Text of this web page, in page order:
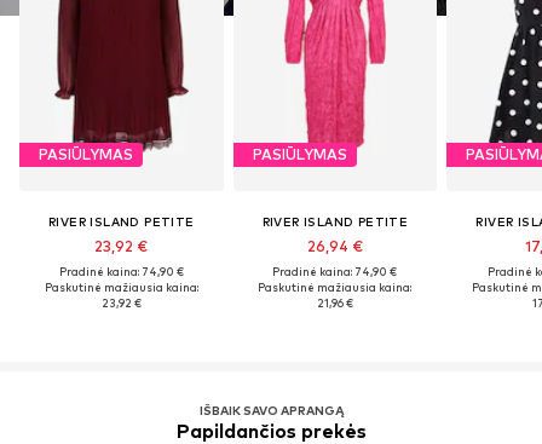
PASIŪLYMAS
RIVER ISLAND PETITE
23,92 €
Pradinė kaina: 74,90 €
Paskutinė mažiausia kaina:
23,92 €
PASIŪLYMAS
RIVER ISLAND PETITE
26,94 €
Pradinė kaina: 74,90 €
Paskutinė mažiausia kaina:
21,96 €
RIVER
Pradinė
Paskutinė
IŠBAIK SAVO APRANGĄ
Papildančios prekės